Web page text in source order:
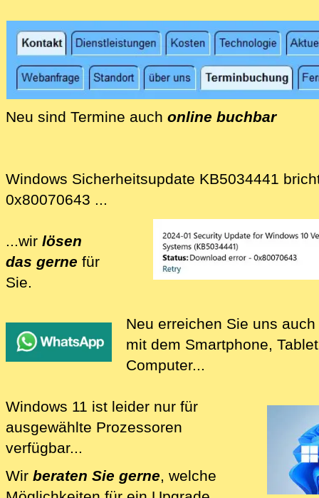
Wir lösen für Sie und mit Ihnen die Spam-
Wir bieten Mail-Antispam-Lösungen für
Wir bieten Telefon-Antispam-Lösungen
IP-Telefon-Anlagen, DECT-Telefone und
Neu sind Termine auch online buchbar
Neu können Sie Termine bei uns auch online
Windows Sicherheitsupdate KB5034441
0x80070643 ...
...wir lösen
das gerne für
Sie.
Neu erreichen Sie uns
mit dem Smartphone,
Computer...
Windows 11 ist leider nur für
ausgewählte Prozessoren
verfügbar...
Wir beraten Sie gerne, welche